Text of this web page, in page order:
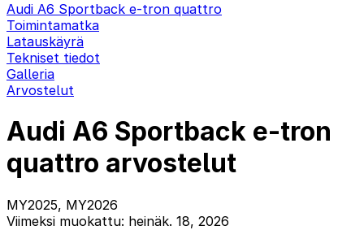
Audi A6 Sportback e-tron quattro
Toimintamatka
Latauskäyrä
Tekniset tiedot
Galleria
Arvostelut
Audi A6 Sportback e-tron
quattro arvostelut
MY2025, MY2026
Viimeksi muokattu: heinäk. 18, 2026